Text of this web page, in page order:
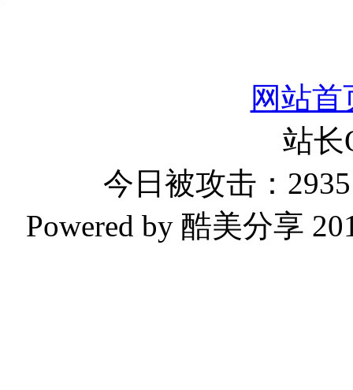
网站首
站
今日被攻击：
Powered by 酷美分享